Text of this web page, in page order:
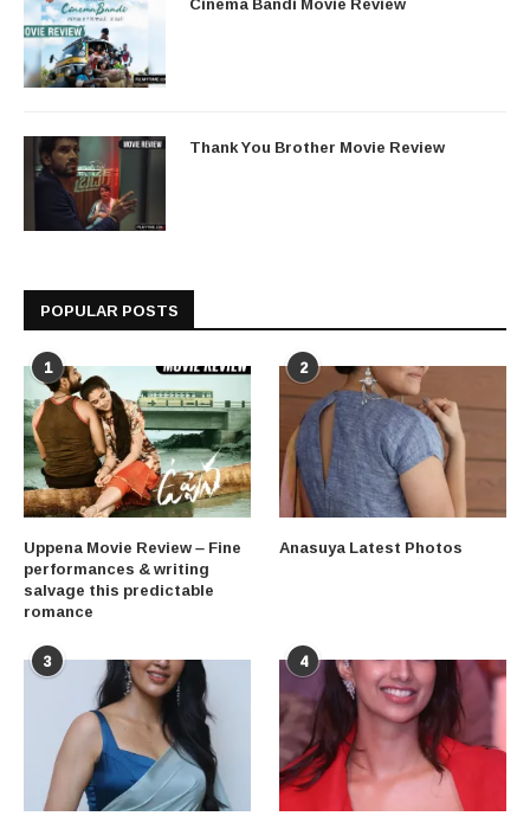
Thank You Brother Movie Review
POPULAR POSTS
1
Uppena Movie Review – Fine
performances & writing
salvage this predictable
romance
2
Anasuya Latest Photos
3 4